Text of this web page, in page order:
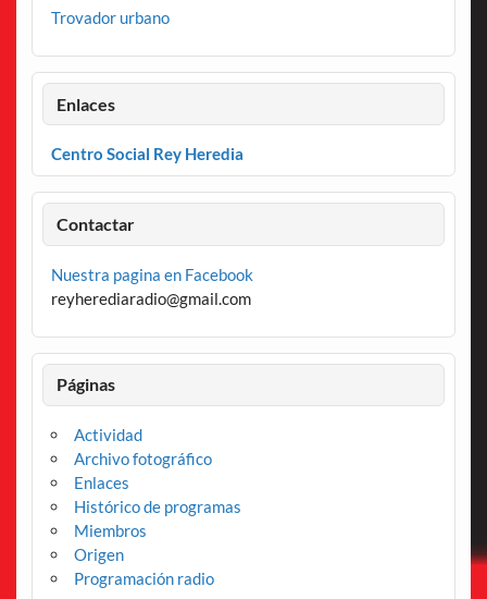
Trovador urbano
Enlaces
Centro Social Rey Heredia
Contactar
Nuestra pagina en Facebook
reyherediaradio@gmail.com
Páginas
Actividad
Archivo fotográfico
Enlaces
Histórico de programas
Miembros
Origen
Programación radio